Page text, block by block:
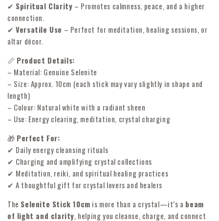
✔ Spiritual Clarity – Promotes calmness, peace, and a higher
connection.
✔Versatile Use – Perfect for meditation, healing sessions, or
altar décor.
📏 Product Details:
– Material: Genuine Selenite
– Size: Approx. 10cm (each stick may vary slightly in shape and
length)
– Colour: Natural white with a radiant sheen
– Use: Energy clearing, meditation, crystal charging
🎁 Perfect For:
✔ Daily energy cleansing rituals
✔ Charging and amplifying crystal collections
✔ Meditation, reiki, and spiritual healing practices
✔ A thoughtful gift for crystal lovers and healers
The Selenite Stick 10cm is more than a crystal—it’s a beam
of light and clarity, helping you cleanse, charge, and connect